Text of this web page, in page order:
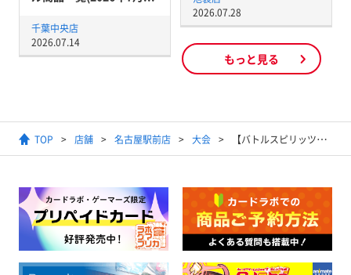
2026.07.28
千葉中央店
2026.07.14
もっと見る
TOP 店舗 名古屋駅前店 大会 【バトルスピリッツ】バトスピコラボショップバトル